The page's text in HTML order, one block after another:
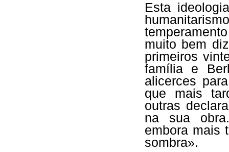
Esta
muito bem
primeiros
família e
alicerces
que mais
outras
na sua
embora mais
sombra».